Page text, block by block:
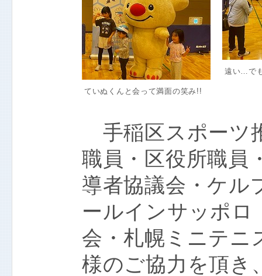
ていぬくんと会って満面の笑み!!
遠い…で
手稲区スポーツ
職員・区役所職員
導者協議会・ケル
ールインサッポロ
会・札幌ミニテニ
様のご協力を頂き